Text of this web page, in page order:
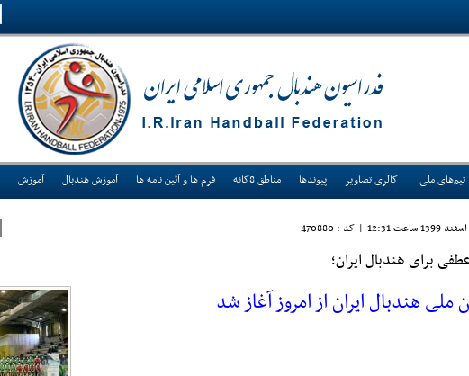
تیم‌های ملی گالری تصاویر پیوندها مناطق 8گانه فرم ها و آئین نامه ها آموزش هندبال آموزش
ساعت 12:31 |کد : 470880
برای هندبال ایران؛
ملی هندبال ایران از امروز آغاز شد